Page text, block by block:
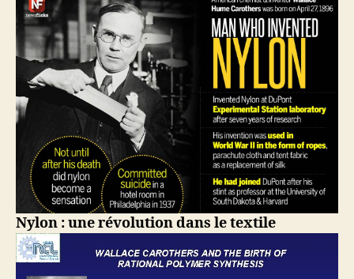
à
Seaford,
Delaware
Nylon : une révolution dans le textile